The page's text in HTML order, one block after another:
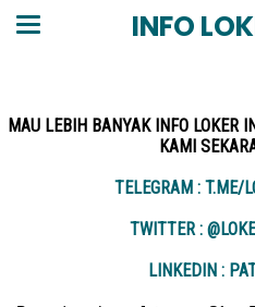
INFO
MAU LEBIH BANYAK INFO LOKER
KAMI
TELEGRAM : T.ME/
TWITTER :
LINKEDIN :